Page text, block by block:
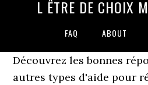
L ÊTRE DE CHOIX
FAQ ABOUT
Découvrez les bonnes
autres types d'aide pour